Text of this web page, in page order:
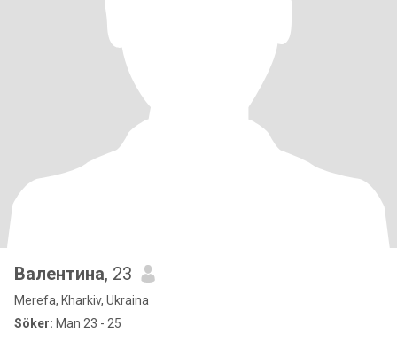
Валентина, 23
Merefa, Kharkiv, Ukraina
Söker: Man 23 - 25